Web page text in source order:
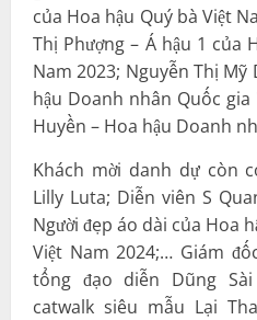
của Hoa hậu Quý bà Việt
Thị Phượng – Á hậu 1 của
Nam 2023; Nguyễn Thị Mỹ
hậu Doanh nhân Quốc gia
Huyền – Hoa hậu Doanh
Khách mời danh dự còn
Lilly Luta; Diễn viên S
Người đẹp áo dài của Hoa
Việt Nam 2024;… Giám
tổng đạo diễn Dũng
catwalk siêu mẫu Lại